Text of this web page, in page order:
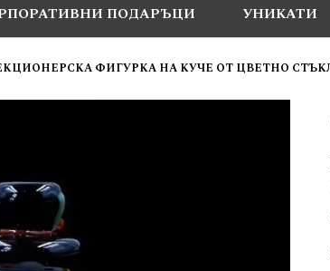
ПОДАРЪЦИ УНИКАТИ
ФИГУРКА НА КУЧЕ ОТ ЦВЕТНО